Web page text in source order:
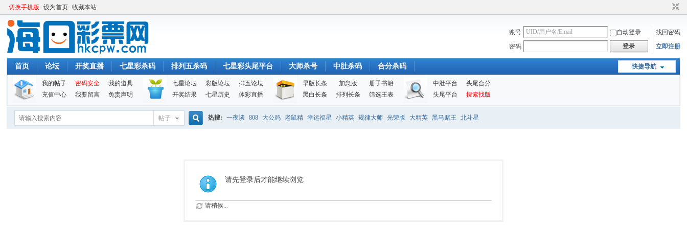
切换手机版 设为首页 收藏本站
账号 自动登录
找回密码
密码
登录 立即注册
快捷导航
首页 论坛 开奖直播 七星彩杀码 排列五杀码 七星彩头尾平台 大师杀号 中肚杀码 合分杀码
我的帖子 密码安全
我的道具
充值中心
我要留言 免责声明
七星论坛 彩版论坛
排五论坛
开奖结果
七星历史 体彩直播
早版长条 加急版
册子书籍
黑白长条
排列长条 筛选王表
中肚平台
头尾合分
头尾平台
搜索找版
帖子 热搜: 一夜谈 808 大公鸡 老鼠精 幸运福星 小精英 规律大师 光荣版 大精英 黑马赌王 北斗星
请先登录后才能继续浏览
请稍候...